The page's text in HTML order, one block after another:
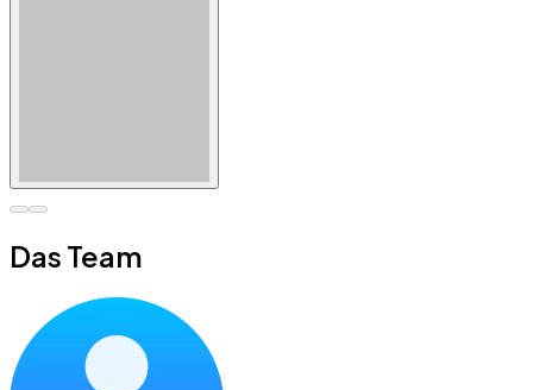
Das Team